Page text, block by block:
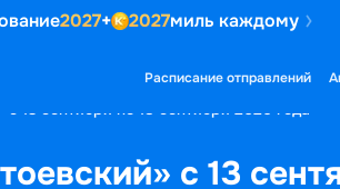
2027+ 2027миль каждому
Расписание отправлений
13 сентября по 18 сентября 2026 года
с 13